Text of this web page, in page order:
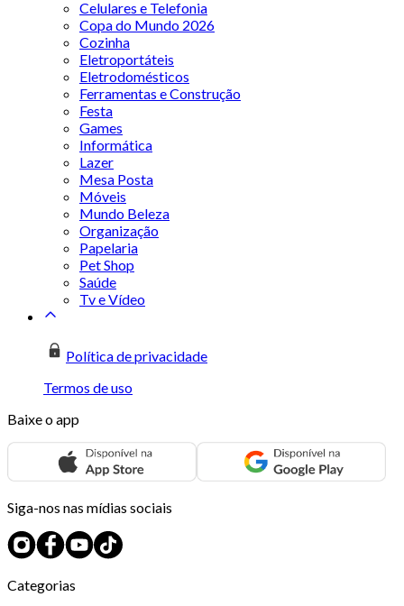
Celulares e Telefonia
Copa do Mundo 2026
Cozinha
Eletroportáteis
Eletrodomésticos
Ferramentas e Construção
Festa
Games
Informática
Lazer
Mesa Posta
Móveis
Mundo Beleza
Organização
Papelaria
Pet Shop
Saúde
Tv e Vídeo
Política de privacidade
Termos de uso
Baixe o app
Siga-nos nas mídias sociais
Categorias